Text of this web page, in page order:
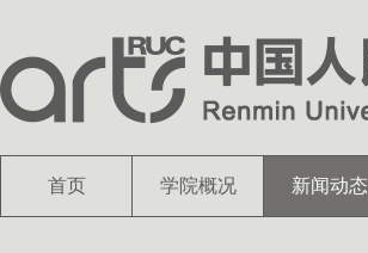
首页 学院概况 新闻动态